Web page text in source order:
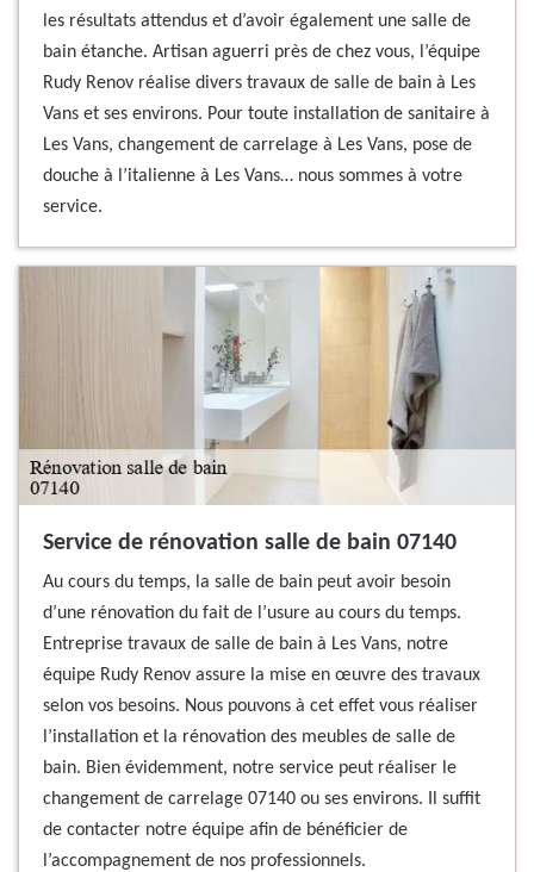
les résultats attendus et d’avoir également une salle de
bain étanche. Artisan aguerri près de chez vous, l’équipe
Rudy Renov réalise divers travaux de salle de bain à Les
Vans et ses environs. Pour toute installation de sanitaire à
Les Vans, changement de carrelage à Les Vans, pose de
douche à l’italienne à Les Vans… nous sommes à votre
service.
Service de rénovation salle de bain 07140
Au cours du temps, la salle de bain peut avoir besoin
d’une rénovation du fait de l’usure au cours du temps.
Entreprise travaux de salle de bain à Les Vans, notre
équipe Rudy Renov assure la mise en œuvre des travaux
selon vos besoins. Nous pouvons à cet effet vous réaliser
l’installation et la rénovation des meubles de salle de
bain. Bien évidemment, notre service peut réaliser le
changement de carrelage 07140 ou ses environs. Il suffit
de contacter notre équipe afin de bénéficier de
l’accompagnement de nos professionnels.